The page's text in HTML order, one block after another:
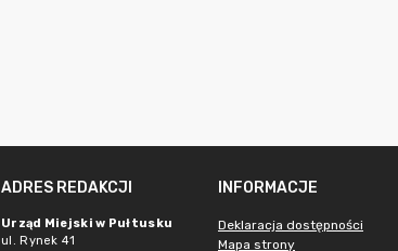
ADRES REDAKCJI
Urząd Miejski w Pułtusku
ul. Rynek 41
INFORMACJE
Deklaracja dostępności
Mapa strony